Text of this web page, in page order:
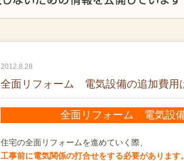
2012.8.28
全面リフォーム 電気設備の追加費用
全面リフォーム 電気設
住宅の全面リフォームを進めていく際、
工事前に電気関係の打合せをする必要があります。